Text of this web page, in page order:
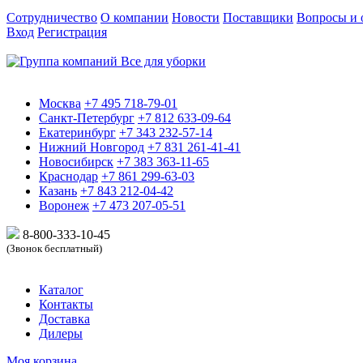
Сотрудничество О компании Новости Поставщики Вопросы и
Вход Регистрация
Москва +7 495 718-79-01
Санкт-Петербург +7 812 633-09-64
Екатеринбург +7 343 232-57-14
Нижний Новгород +7 831 261-41-41
Новосибирск +7 383 363-11-65
Краснодар +7 861 299-63-03
Казань +7 843 212-04-42
Воронеж +7 473 207-05-51
8-800-333-10-45
(Звонок бесплатный)
Каталог
Контакты
Доставка
Дилеры